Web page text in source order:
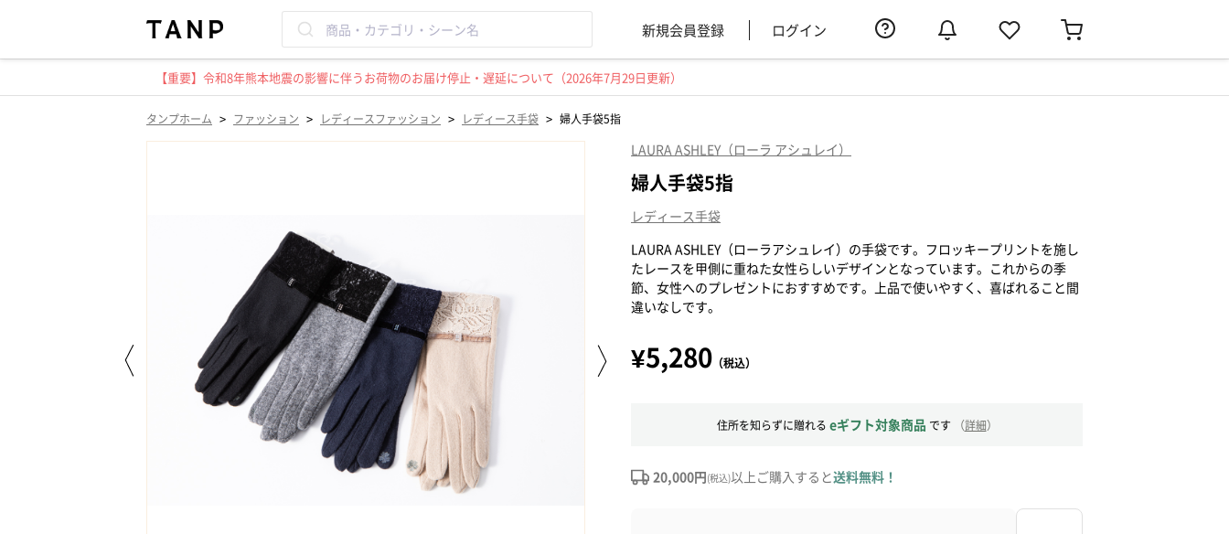
新規会員登録 ログイン
【重要】令和8年熊本地震の影響に伴うお荷物のお届け停止・遅延について（2026年7月29日更新）
タンプホーム > ファッション > レディースファッション > レディース手袋 > 婦人手袋5指
LAURA ASHLEY（ローラ アシュレイ）
婦人手袋5指
レディース手袋
LAURA ASHLEY（ローラアシュレイ）の手袋です。フロッキープリントを施し
たレースを甲側に重ねた女性らしいデザインとなっています。これからの季
節、女性へのプレゼントにおすすめです。上品で使いやすく、喜ばれること間
違いなしです。
¥5,280 （税込）
住所を知らずに贈れる eギフト対象商品 です （詳細）
20,000円(税込)以上ご購入すると送料無料！